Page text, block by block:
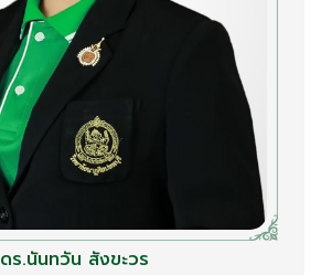
ดร.นันทวัน สังขะวร